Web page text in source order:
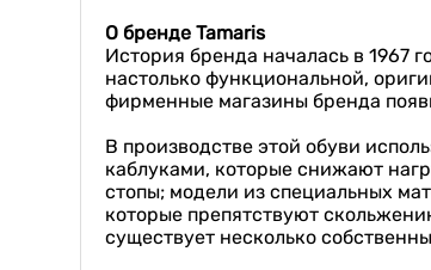
О брендеTamaris
История бренда началась в 1967
настолько функциональной,
фирменные магазины бренда
В производстве этой обуви
каблуками, которые снижают
стопы; модели из специальных
которые препятствуют
существует несколько